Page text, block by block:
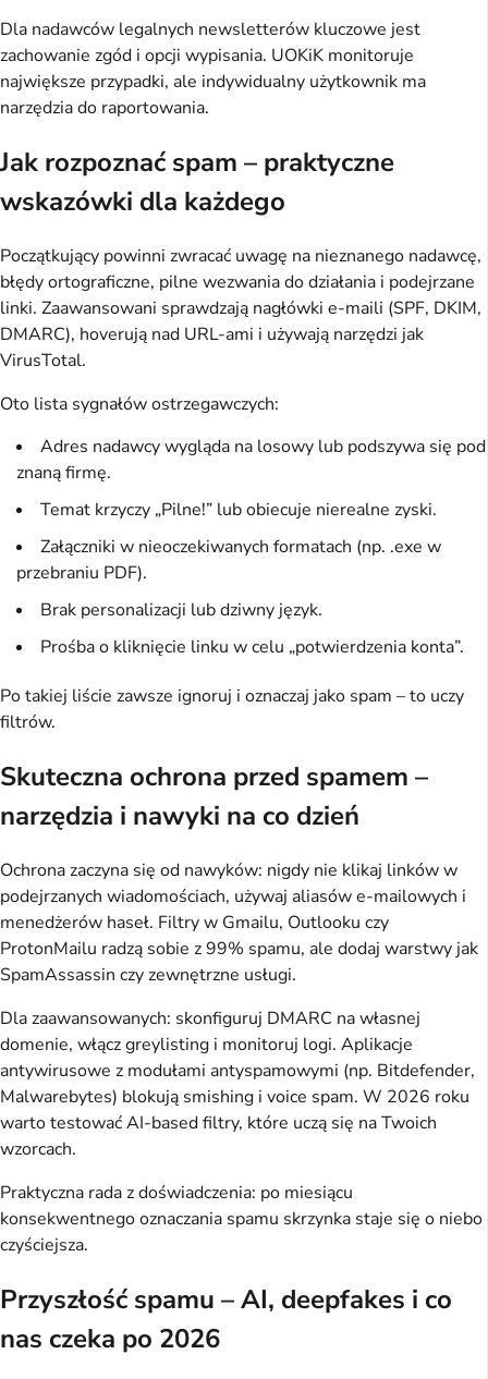
Dla nadawców legalnych newsletterów kluczowe jest
zachowanie zgód i opcji wypisania. UOKiK monitoruje
największe przypadki, ale indywidualny użytkownik ma
narzędzia do raportowania.
Jak rozpoznać spam – praktyczne
wskazówki dla każdego
Początkujący powinni zwracać uwagę na nieznanego nadawcę,
błędy ortograficzne, pilne wezwania do działania i podejrzane
linki. Zaawansowani sprawdzają nagłówki e-maili (SPF, DKIM,
DMARC), hoverują nad URL-ami i używają narzędzi jak
VirusTotal.
Oto lista sygnałów ostrzegawczych:
Adres nadawcy wygląda na losowy lub podszywa się pod
znaną firmę.
Temat krzyczy „Pilne!” lub obiecuje nierealne zyski.
Załączniki w nieoczekiwanych formatach (np. .exe w
przebraniu PDF).
Brak personalizacji lub dziwny język.
Prośba o kliknięcie linku w celu „potwierdzenia konta”.
Po takiej liście zawsze ignoruj i oznaczaj jako spam – to uczy
filtrów.
Skuteczna ochrona przed spamem –
narzędzia i nawyki na co dzień
Ochrona zaczyna się od nawyków: nigdy nie klikaj linków w
podejrzanych wiadomościach, używaj aliasów e-mailowych i
menedżerów haseł. Filtry w Gmailu, Outlooku czy
ProtonMailu radzą sobie z 99% spamu, ale dodaj warstwy jak
SpamAssassin czy zewnętrzne usługi.
Dla zaawansowanych: skonfiguruj DMARC na własnej
domenie, włącz greylisting i monitoruj logi. Aplikacje
antywirusowe z modułami antyspamowymi (np. Bitdefender,
Malwarebytes) blokują smishing i voice spam. W 2026 roku
warto testować AI-based filtry, które uczą się na Twoich
wzorcach.
Praktyczna rada z doświadczenia: po miesiącu
konsekwentnego oznaczania spamu skrzynka staje się o niebo
czyściejsza.
Przyszłość spamu – AI, deepfakes i co
nas czeka po 2026